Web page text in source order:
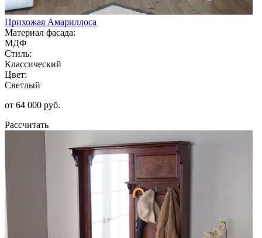
Прихожая Амариллоса
Материал фасада:
МДФ
Стиль:
Классический
Цвет:
Светлый
от 64 000 руб.
Рассчитать